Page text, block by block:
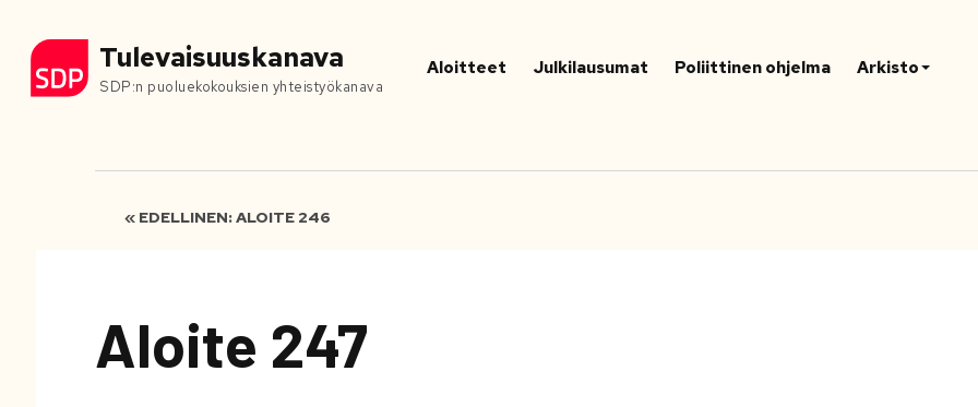
Tulevaisuuskanava
SDP:n puoluekokouksien yhteistyökanava
Aloitteet Julkilausumat Poliittinen ohjelma Arkisto
« EDELLINEN: ALOITE 246
Aloite 247